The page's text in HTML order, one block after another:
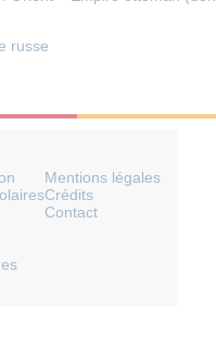
russe
Mentions légales
Crédits
Contact